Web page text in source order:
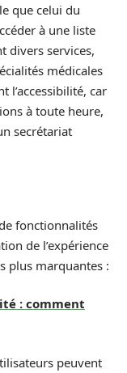
que celui du
à une liste
divers services,
médicales
l’accessibilité, car
à toute heure,
secrétariat
fonctionnalités
de l’expérience
plus marquantes :
: comment
peuvent